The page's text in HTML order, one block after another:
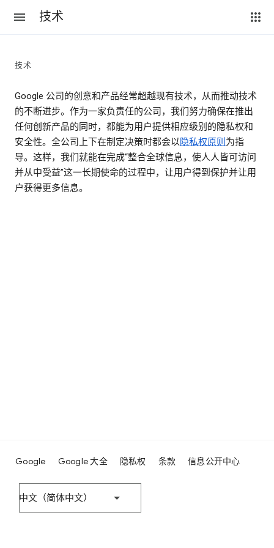
技术
技术
Google 公司的创意和产品经常超越现有技术，从而推动技术
的不断进步。作为一家负责任的公司，我们努力确保在推出
任何创新产品的同时，都能为用户提供相应级别的隐私权和
安全性。全公司上下在制定决策时都会以隐私权原则 为指
导。这样，我们就能在完成“整合全球信息，使人人皆可访问
并从中受益”这一长期使命的过程中，让用户得到保护并让用
户获得更多信息。
Google Google 大全 隐私权 条款 信息公开中心
中文（简体中文）